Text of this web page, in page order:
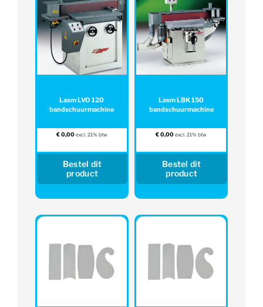
Lasm LVO 120
bandschuurmachine
€0,00 excl. 21% btw
Bestel dit
product
Lasm LBK 150
bandschuurmachine
€0,00 excl. 21% btw
Bestel dit
product